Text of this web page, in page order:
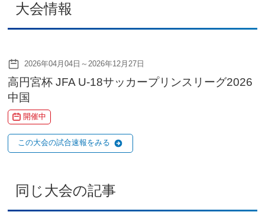
大会情報
2026年04月04日～2026年12月27日
高円宮杯 JFA U-18サッカープリンスリーグ2026
中国
開催中
この大会の試合速報をみる
同じ大会の記事